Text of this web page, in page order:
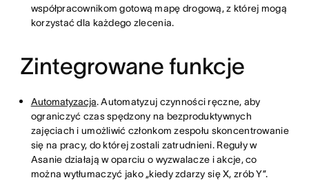
współpracownikom gotową mapę drogową, z której mogą
korzystać dla każdego zlecenia.
Zintegrowane funkcje
Automatyzacja. Automatyzuj czynności ręczne, aby
ograniczyć czas spędzony na bezproduktywnych
zajęciach i umożliwić członkom zespołu skoncentrowanie
się na pracy, do której zostali zatrudnieni. Reguły w
Asanie działają w oparciu o wyzwalacze i akcje, co
można wytłumaczyć jako „kiedy zdarzy się X, zrób Y”.